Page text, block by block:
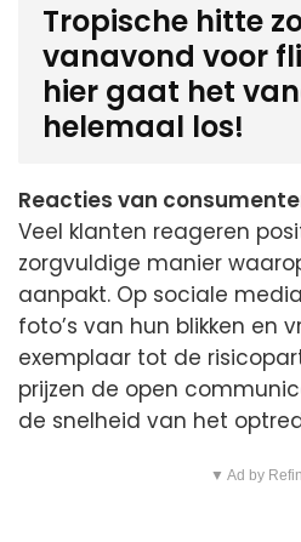
Tropische hitte
vanavond voor
hier gaat het
helemaal los!
Reacties van
Veel klanten reageren
zorgvuldige manier
aanpakt. Op sociale
foto’s van hun blikken en
exemplaar tot de
prijzen de open
de snelheid van het
▼ Ad by